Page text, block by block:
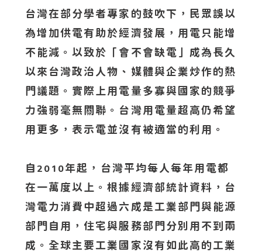
台灣在部分學者專家的鼓吹下，民眾誤以
為增加供電有助於經濟發展，用電只能增
不能減。以致於「會不會缺電」成為長久
以來台灣政治人物、媒體與企業炒作的熱
門議題。實際上用電量多寡與國家的競爭
力強弱毫無關聯。台灣用電量超高仍希望
用更多，表示電並沒有被適當的利用。
自2010年起，台灣平均每人每年用電都
在一萬度以上。根據經濟部統計資料，台
灣電力消費中超過六成是工業部門與能源
部門自用，住宅與服務部門分別用不到兩
成。全球主要工業國家沒有如此高的工業